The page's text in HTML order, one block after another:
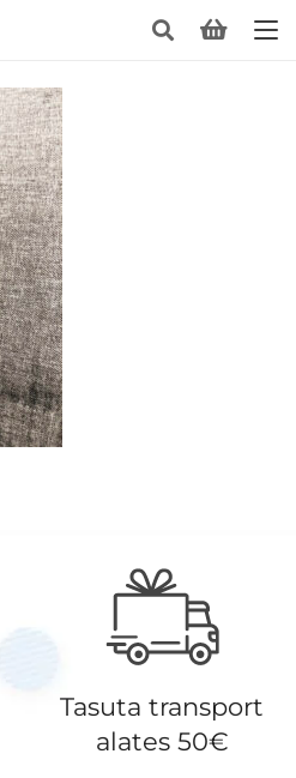
Tasuta transport
alates 50€